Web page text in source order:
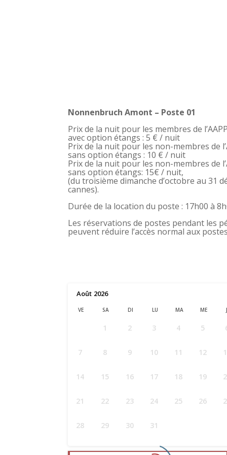
Nonnenbruch Amont – Poste 01
Prix de la nuit pour les membres de
avec option étangs : 5 € / nuit
Prix de la nuit pour les non-membres de
sans option étangs : 10 € / nuit
Prix de la nuit pour les non-membres de
sans option étangs: 15€ / nuit,
(du troisième dimanche d’octobre au 31
cannes).
Durée de la location du poste : 17h00 à
Les réservations de postes pendant les
peuvent réduire l’accès normal aux
Août 2026
VE SA DI LU MA ME
1 2 3 4 5
7 8 9 10 11 12
14 15 16 17 18 19
21 22 23 24 25 26
28 29 30 31